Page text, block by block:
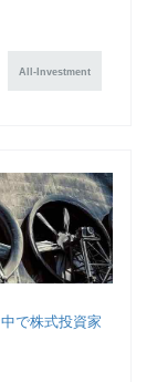
All-Investment
で株式投資家